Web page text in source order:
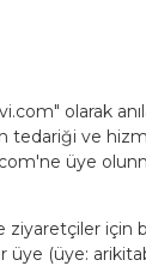
olarak
tedariği ve
üye
için
üye (üye: